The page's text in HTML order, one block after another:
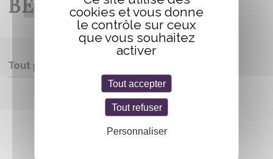
BEZOARD NOIR
Tout public
Entrée libre
cookies et vous donne
le contrôle sur ceux
que vous souhaitez
activer
Tout accepter
Tout refuser
Personnaliser